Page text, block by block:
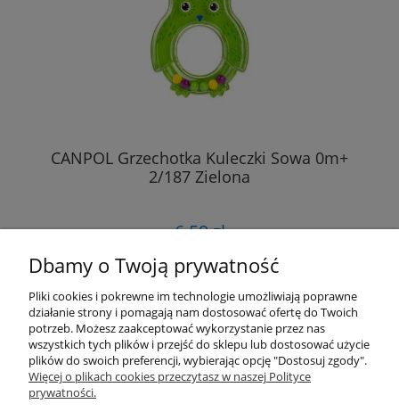
CANPOL Grzechotka Kuleczki Sowa 0m+
2/187 Zielona
6,59 zł
« 1 2 »
Dbamy o Twoją prywatność
Pliki cookies i pokrewne im technologie umożliwiają poprawne
działanie strony i pomagają nam dostosować ofertę do Twoich
potrzeb. Możesz zaakceptować wykorzystanie przez nas
wszystkich tych plików i przejść do sklepu lub dostosować użycie
plików do swoich preferencji, wybierając opcję "Dostosuj zgody".
Więcej o plikach cookies przeczytasz w naszej Polityce
prywatności.